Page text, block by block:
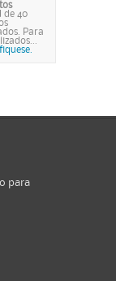
de 40
Para
para